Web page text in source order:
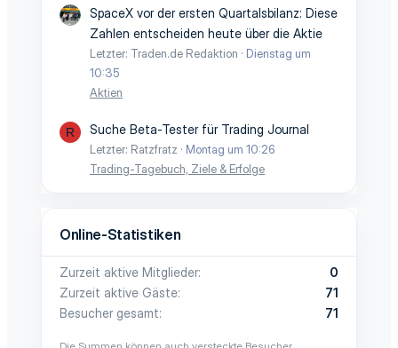
SpaceX vor der ersten Quartalsbilanz: Diese
Zahlen entscheiden heute über die Aktie
Letzter: Traden.de Redaktion
Dienstag um
10:35
Aktien
R Suche Beta-Tester für Trading Journal
Letzter: Ratzfratz
Montag um 10:26
Trading-Tagebuch, Ziele & Erfolge
Online-Statistiken
Zurzeit aktive Mitglieder
0
Zurzeit aktive Gäste
71
Besucher gesamt
71